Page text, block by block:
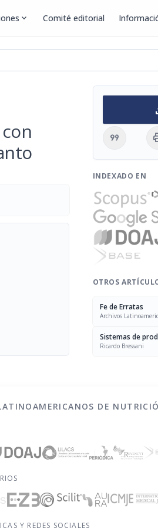
expand_more Comité editorial
format_quote
INDEXADO EN
OTROS
Fe de Erratas
Archivos
Sistemas de
Ricardo Bressani
DE
Y REDES SOCIALES